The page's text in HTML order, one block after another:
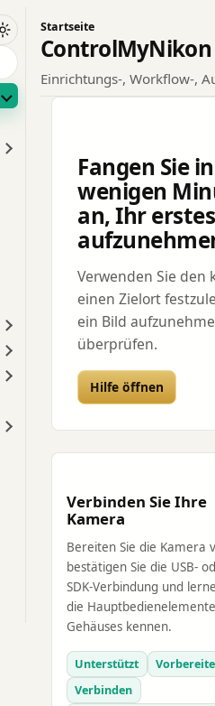
Wechseln Sie zum dunklen Design
Startseite
ControlMyNikon
Einrichtungs-, Workflow-,
Fangen Sie in
wenigen
an, Ihr
Verwenden Sie den
einen Zielort
ein Bild
überprüfen.
Hilfe öffnen
Verbinden Sie Ihre
Kamera
Bereiten Sie die Kamera
bestätigen Sie die USB-
SDK-Verbindung und
die
Gehäuses kennen.
Unterstützt
Verbinden